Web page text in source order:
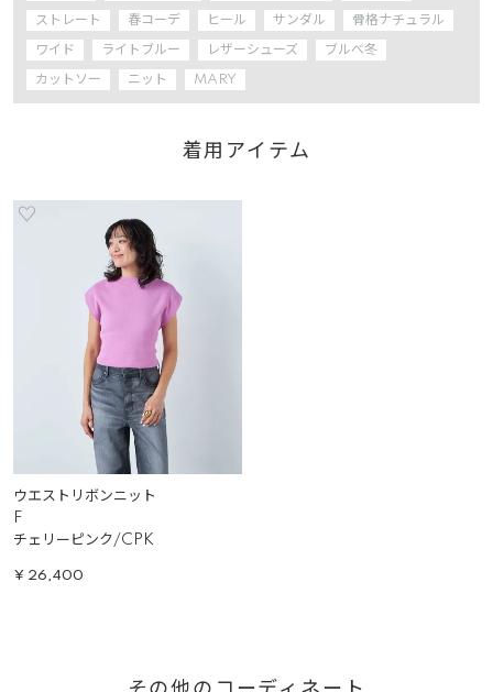
ストレート 春コーデ ヒール サンダル 骨格ナチュラル
ワイド ライトブルー レザーシューズ ブルべ冬
カットソー ニット MARY
着用アイテム
ウエストリボンニット
F
チェリーピンク/CPK
¥ 26,400